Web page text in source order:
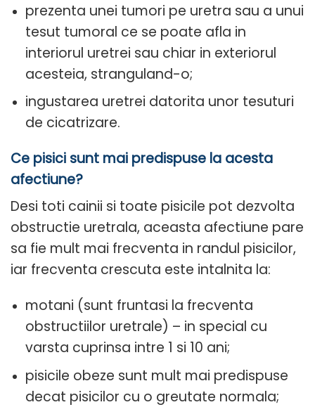
prezenta unei tumori pe uretra sau a unui
tesut tumoral ce se poate afla in
interiorul uretrei sau chiar in exteriorul
acesteia, stranguland-o;
ingustarea uretrei datorita unor tesuturi
de cicatrizare.
Ce pisici sunt mai predispuse la acesta
afectiune?
Desi toti cainii si toate pisicile pot dezvolta
obstructie uretrala, aceasta afectiune pare
sa fie mult mai frecventa in randul pisicilor,
iar frecventa crescuta este intalnita la:
motani (sunt fruntasi la frecventa
obstructiilor uretrale) – in special cu
varsta cuprinsa intre 1 si 10 ani;
pisicile obeze sunt mult mai predispuse
decat pisicilor cu o greutate normala;